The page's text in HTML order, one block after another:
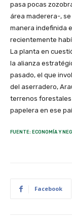
pasa pocas
área maderera-,
manera indefinida
recientemente
La planta en
la alianza
pasado, el que
del aserradero,
terrenos forestales
papelera en ese
FUENTE: ECONOMÍA Y
Facebook